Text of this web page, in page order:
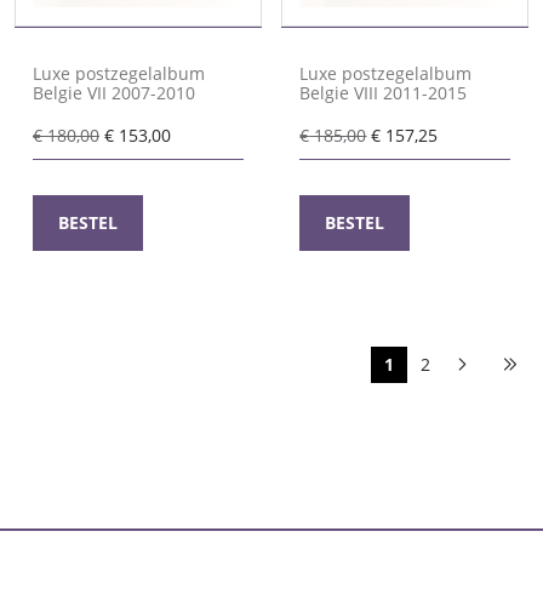
Luxe postzegelalbum
Belgie VII 2007-2010
€180,00 Oorspronkelijke
prijs
€ 180,00.
€ 153,00Huidige
prijs
BESTEL
Luxe postzegelalbum
Belgie VIII 2011-2015
€185,00Oorspronkelijke
prijs
€ 185,00.
€ 157,25Huidige
prijs
BESTEL
1 2